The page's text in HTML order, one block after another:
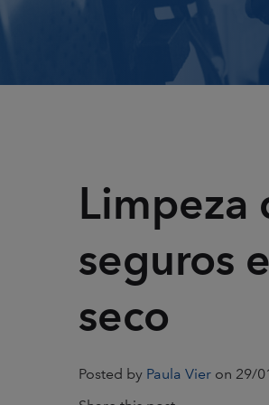
Plásticos & ferramentas
Restauração &
Limpeza
seguros
seco
Posted by Paula Vier on 29/